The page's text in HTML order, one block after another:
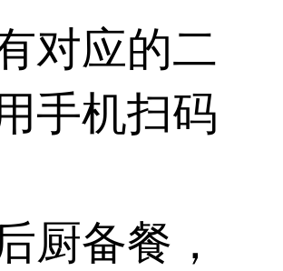
对应的二
手机扫码
厨备餐，